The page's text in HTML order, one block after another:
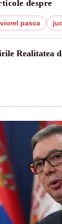
despre
viorel pasca
Realitatea